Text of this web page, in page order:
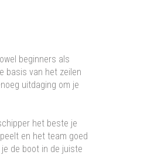
beginners als
basis van het zeilen
uitdaging om je
het beste je
en het team goed
de boot in de juiste